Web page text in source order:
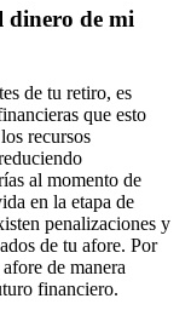
dinero de mi
de tu retiro, es
que esto
recursos
al momento de
en la etapa de
penalizaciones y
de tu afore. Por
de manera
financiero.